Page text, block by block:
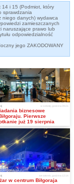
14 i 15 (Podmiot, który
sprawdzania
niego danych) wydawca
zamieszczanych
naruszające prawo lub
odpowiedzialność
jego ZAKODOWANY
w sobotę, godzina 09:21
biznesowe
Pierwsze
już 19 sierpnia
we wtorek, godzina 12:14
w centrum Biłgoraja